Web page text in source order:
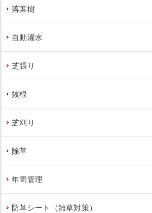
落葉樹
自動灌水
芝張り
抜根
芝刈り
除草
年間管理
防草シート（雑草対策）